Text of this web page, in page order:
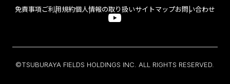
免責事項 ご利用規約個人情報の取り扱いサイトマップお問い合わせ
©TSUBURAYA FIELDS HOLDINGS INC. ALL RIGHTS RESERVED.